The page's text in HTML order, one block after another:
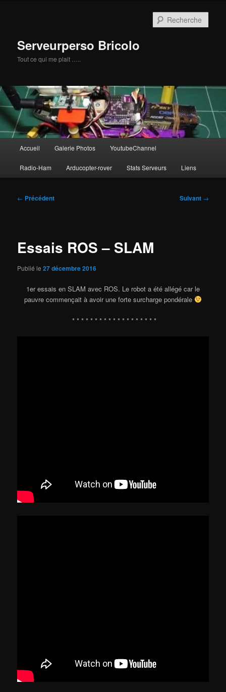
Serveurperso Bricolo
Tout ce qui me plait …..
principal
Accueil Galerie Photos YoutubeChannel
Radio-Ham Arducopter-rover Stats Serveurs Liens
Navigation
← Précédent Suivant →
Essais ROS – SLAM
Publié le27 décembre 2016
1er essais en SLAM avec ROS. Le robot a été allégé car le
pauvre commençait à avoir une forte surcharge pondérale
* * * * * * * * * * * * * * * * * * *